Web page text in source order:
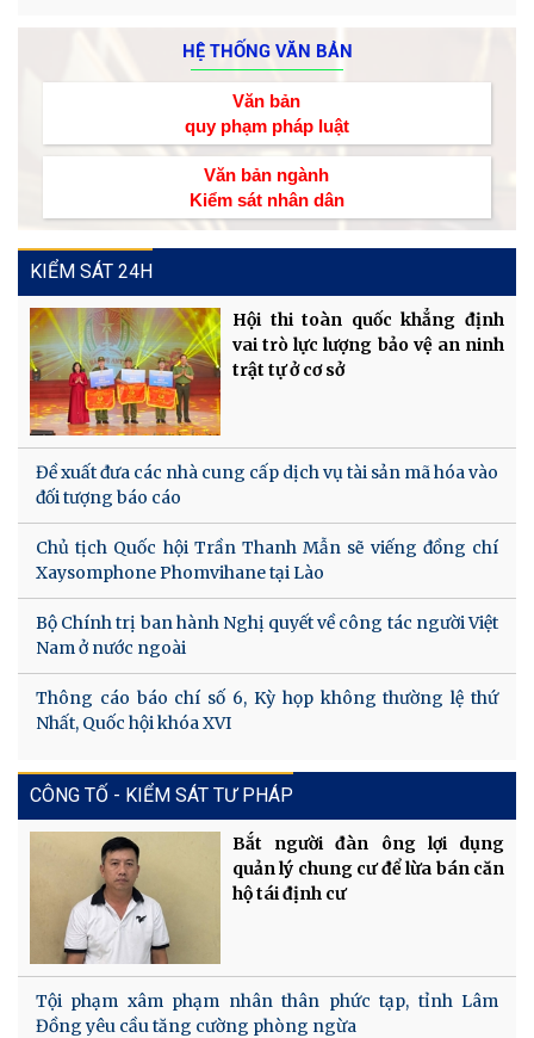
HỆ THỐNG VĂN BẢN
Văn bản
quy phạm pháp luật
Văn bản ngành
Kiểm sát nhân dân
KIỂM SÁT 24H
Hội thi toàn quốc khẳng định
vai trò lực lượng bảo vệ an ninh
trật tự ở cơ sở
Đề xuất đưa các nhà cung cấp dịch vụ tài sản mã hóa vào
đối tượng báo cáo
Chủ tịch Quốc hội Trần Thanh Mẫn sẽ viếng đồng chí
Xaysomphone Phomvihane tại Lào
Bộ Chính trị ban hành Nghị quyết về công tác người Việt
Nam ở nước ngoài
Thông cáo báo chí số 6, Kỳ họp không thường lệ thứ
Nhất, Quốc hội khóa XVI
CÔNG TỐ - KIỂM SÁT TƯ PHÁP
Bắt người đàn ông lợi dụng
quản lý chung cư để lừa bán căn
hộ tái định cư
Tội phạm xâm phạm nhân thân phức tạp, tỉnh Lâm
Đồng yêu cầu tăng cường phòng ngừa